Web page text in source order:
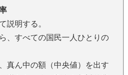
説明する。
、すべての国民一人ひとりの
真ん中の額（中央値）を出す